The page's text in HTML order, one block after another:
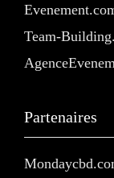
Team-
Partenaires